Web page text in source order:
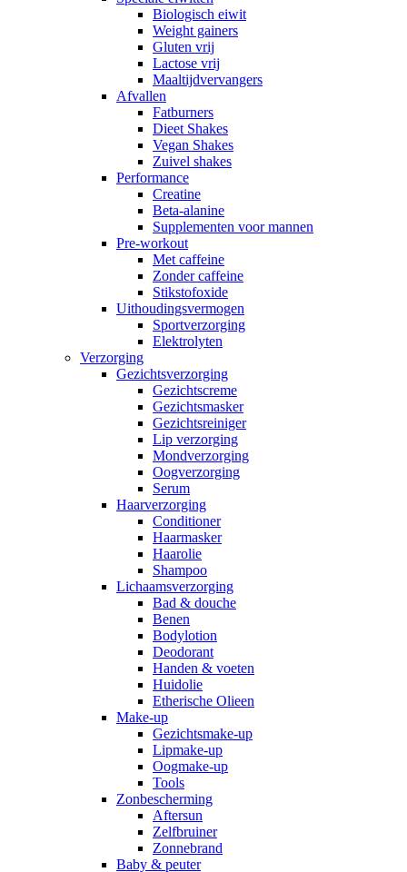
Biologisch eiwit
Weight gainers
Gluten vrij
Lactose vrij
Maaltijdvervangers
Afvallen
Fatburners
Dieet Shakes
Vegan Shakes
Zuivel shakes
Performance
Creatine
Beta-alanine
Supplementen voor mannen
Pre-workout
Met caffeine
Zonder caffeine
Stikstofoxide
Uithoudingsvermogen
Sportverzorging
Elektrolyten
Verzorging
Gezichtsverzorging
Gezichtscreme
Gezichtsmasker
Gezichtsreiniger
Lip verzorging
Mondverzorging
Oogverzorging
Serum
Haarverzorging
Conditioner
Haarmasker
Haarolie
Shampoo
Lichaamsverzorging
Bad & douche
Benen
Bodylotion
Deodorant
Handen & voeten
Huidolie
Etherische Olieen
Make-up
Gezichtsmake-up
Lipmake-up
Oogmake-up
Tools
Zonbescherming
Aftersun
Zelfbruiner
Zonnebrand
Baby & peuter